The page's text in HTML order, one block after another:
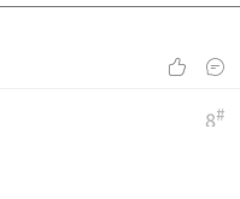
 
8#